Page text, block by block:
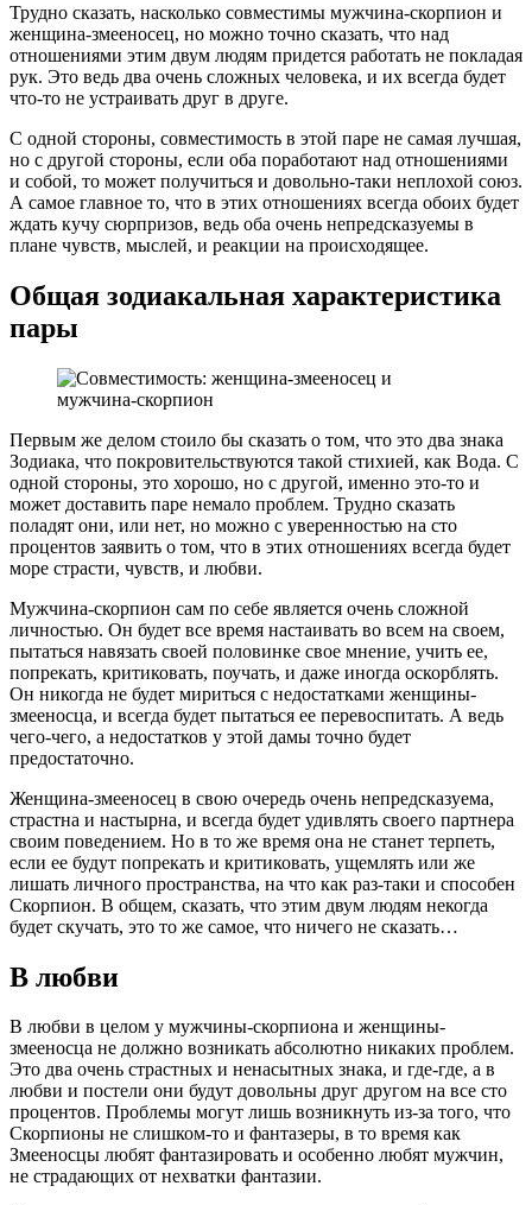
Трудно сказать, насколько совместимы мужчина-скорпион и
женщина-змееносец, но можно точно сказать, что над
отношениями этим двум людям придется работать не покладая
рук. Это ведь два очень сложных человека, и их всегда будет
что-то не устраивать друг в друге.
С одной стороны, совместимость в этой паре не самая лучшая,
но с другой стороны, если оба поработают над отношениями
и собой, то может получиться и довольно-таки неплохой союз.
А самое главное то, что в этих отношениях всегда обоих будет
ждать кучу сюрпризов, ведь оба очень непредсказуемы в
плане чувств, мыслей, и реакции на происходящее.
Общая зодиакальная характеристика
пары
Первым же делом стоило бы сказать о том, что это два знака
Зодиака, что покровительствуются такой стихией, как Вода. С
одной стороны, это хорошо, но с другой, именно это-то и
может доставить паре немало проблем. Трудно сказать
поладят они, или нет, но можно с уверенностью на сто
процентов заявить о том, что в этих отношениях всегда будет
море страсти, чувств, и любви.
Мужчина-скорпион сам по себе является очень сложной
личностью. Он будет все время настаивать во всем на своем,
пытаться навязать своей половинке свое мнение, учить ее,
попрекать, критиковать, поучать, и даже иногда оскорблять.
Он никогда не будет мириться с недостатками женщины-
змееносца, и всегда будет пытаться ее перевоспитать. А ведь
чего-чего, а недостатков у этой дамы точно будет
предостаточно.
Женщина-змееносец в свою очередь очень непредсказуема,
страстна и настырна, и всегда будет удивлять своего партнера
своим поведением. Но в то же время она не станет терпеть,
если ее будут попрекать и критиковать, ущемлять или же
лишать личного пространства, на что как раз-таки и способен
Скорпион. В общем, сказать, что этим двум людям некогда
будет скучать, это то же самое, что ничего не сказать…
В любви
В любви в целом у мужчины-скорпиона и женщины-
змееносца не должно возникать абсолютно никаких проблем.
Это два очень страстных и ненасытных знака, и где-где, а в
любви и постели они будут довольны друг другом на все сто
процентов. Проблемы могут лишь возникнуть из-за того, что
Скорпионы не слишком-то и фантазеры, в то время как
Змееносцы любят фантазировать и особенно любят мужчин,
не страдающих от нехватки фантазии.